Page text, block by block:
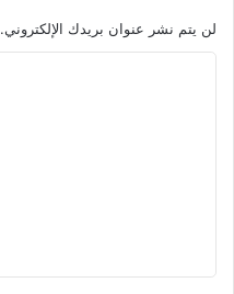
لن يتم نشر عنوان بريدك الإلكتروني.